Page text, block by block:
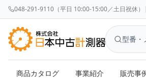
048-291-9110（平日 10:00-15:00／土日祝休） |
商品カタログ 事業紹介 販売事